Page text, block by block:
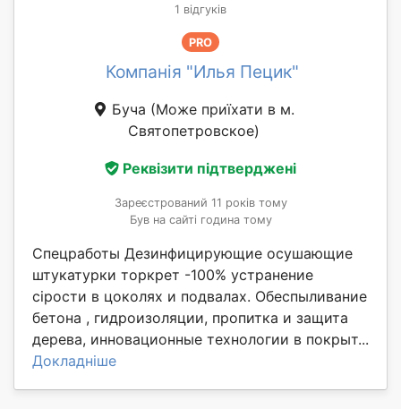
1 відгуків
PRO
Компанія "Илья Пецик"
Буча (Може приїхати в м.
Святопетровское)
Реквізити підтверджені
Зареєстрований 11 років тому
Був на сайті година тому
Спецработы Дезинфицирующие осушающие
штукатурки торкрет -100% устранение
сірости в цоколях и подвалах. Обеспыливание
бетона , гидроизоляции, пропитка и защита
дерева, инновационные технологии в покрыт...
Докладніше